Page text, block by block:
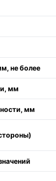
не более
мм
мм